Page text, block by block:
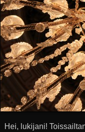
Hei, lukijani!